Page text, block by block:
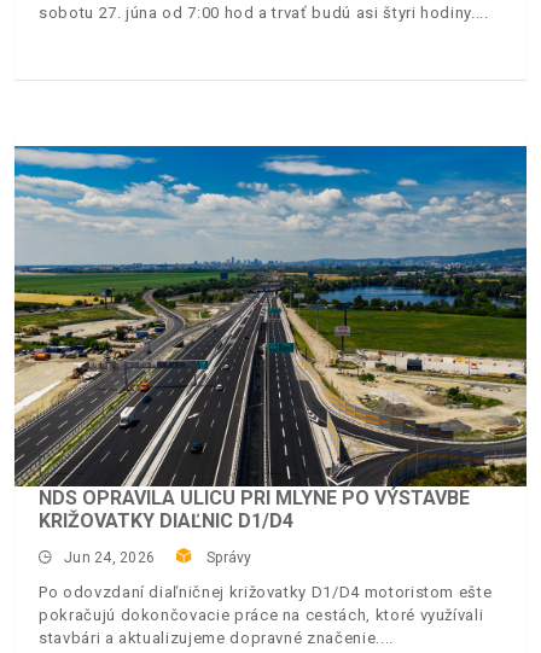
sobotu 27. júna od 7:00 hod a trvať budú asi štyri hodiny.
NDS OPRAVILA ULICU PRI MLYNE PO VÝSTAVBE
KRIŽOVATKY DIAĽNIC D1/D4
Jun 24, 2026 Správy
Po odovzdaní diaľničnej križovatky D1/D4 motoristom ešte
pokračujú dokončovacie práce na cestách, ktoré využívali
stavbári a aktualizujeme dopravné značenie.